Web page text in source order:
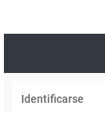
Identificarse